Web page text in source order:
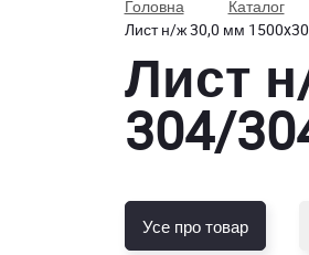
Головна Каталог
Лист н/ж 30,0 мм
Лист
304/
Усе про товар